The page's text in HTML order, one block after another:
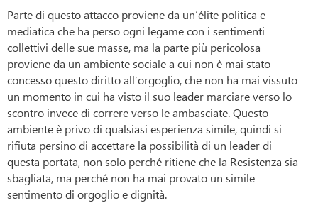
Parte di questo attacco proviene da un’élite politica e
mediatica che ha perso ogni legame con i sentimenti
collettivi delle sue masse, ma la parte più pericolosa
proviene da un ambiente sociale a cui non è mai stato
concesso questo diritto all’orgoglio, che non ha mai vissuto
un momento in cui ha visto il suo leader marciare verso lo
scontro invece di correre verso le ambasciate. Questo
ambiente è privo di qualsiasi esperienza simile, quindi si
rifiuta persino di accettare la possibilità di un leader di
questa portata, non solo perché ritiene che la Resistenza sia
sbagliata, ma perché non ha mai provato un simile
sentimento di orgoglio e dignità.